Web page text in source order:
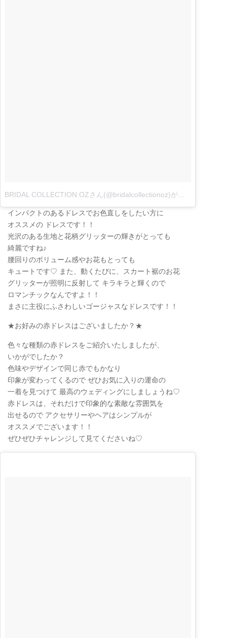
インパクトのあるドレスでお色直しをしたい方に
オススメの ドレスです！！
光沢のある生地と花柄グリッターの輝きがとっても
綺麗ですね♪
腰回りのボリューム感やお花もとっても
キュートです♡ また、動くたびに、スカート裾のお花
グリッターが照明に反射して キラキラと輝くので
ロマンチックなんですよ！！
まさに主役にふさわしいゴージャスなドレスです！！
★お好みの赤ドレスはございましたか？★
色々な種類の赤ドレスをご紹介いたしましたが、
いかがでしたか？
色味やデザインで同じ赤でもかなり
印象が変わってくるので ぜひお気に入りの運命の
一着を見つけて 最高のウェディングにしましょうね♡
赤ドレスは、それだけで印象的な素敵な雰囲気を
出せるので アクセサリーやヘアはシンプルが
オススメでございます！！
ぜひぜひチャレンジして見てくださいね♡